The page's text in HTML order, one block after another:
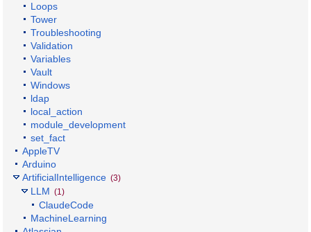
Loops
Tower
Troubleshooting
Validation
Variables
Vault
Windows
ldap
local_action
module_development
set_fact
AppleTV
Arduino
ArtificialIntelligence (3)
LLM (1)
ClaudeCode
MachineLearning